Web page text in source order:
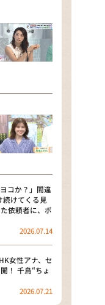
福井アナ
（news お
うの献立 何
シーズン２
ダ
ブ 正義の
チ～
い！
コか？」間違
続けてくる見
依頼者に、ポ
2026.07.14
女性アナ、セ
！ 千鳥“ちょ
2026.07.21